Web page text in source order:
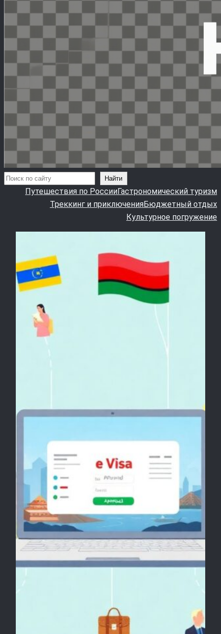
Поиск Найти
Путешествия по РоссииГастрономический туризм
Треккинг и приключенияБюджетный отдых
Культурное погружение